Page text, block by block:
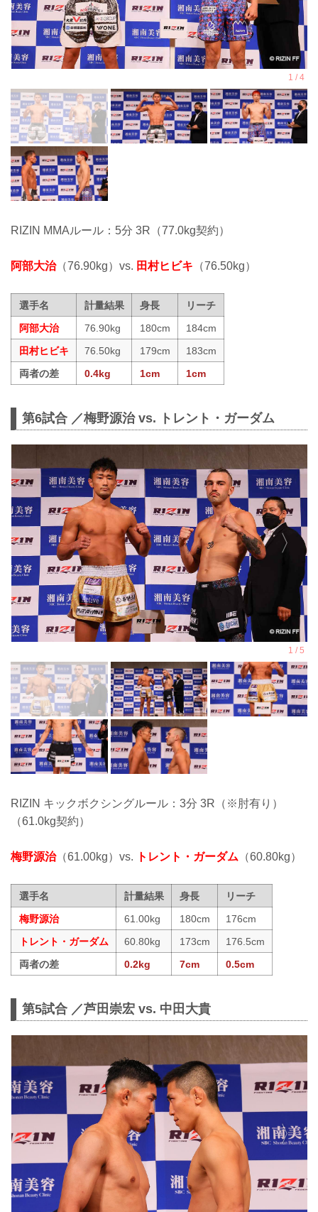
RIZIN MMAルール：5分 3R（77.0kg契約）
阿部大治（76.90kg）vs. 田村ヒビキ （76.50kg）
選手名 計量結果 身長
リーチ
阿部大治
76.90kg 180cm
184cm
田村ヒビキ
76.50kg 179cm
183cm
両者の差
0.4kg 1cm 1cm
第6試合 ／梅野源治 vs. トレント・ガーダム
RIZIN キックボクシングルール：3分 3R（※肘有り）
（61.0kg契約）
梅野源治（61.00kg）vs. トレント・ガーダム （60.80kg）
選手名 計量結果 身長
リーチ
梅野源治
61.00kg 180cm
176cm
トレント・ガーダム
60.80kg 173cm
176.5cm
両者の差
0.2kg 7cm 0.5cm
第5試合 ／芦田崇宏 vs. 中田大貴